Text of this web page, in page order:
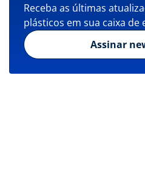
Receba as últimas
plásticos em sua caixa de
Assinar